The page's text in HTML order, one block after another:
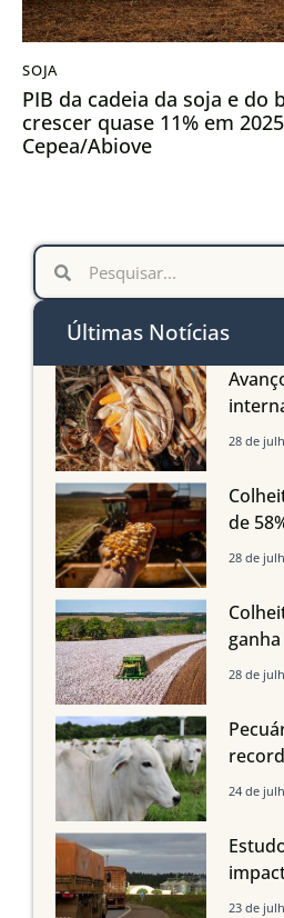
SOJA
PIB da cadeia da soja e do
crescer quase 11% em
Cepea/Abiove
Últimas Notícias
em
Imea
28 de
de
boas
28 de
Mato
28 de
dos
24 de
23 de